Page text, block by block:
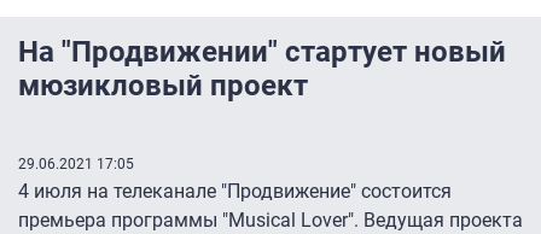
На "Продвижении" стартует новый
мюзикловый проект
29.06.2021 17:05
4 июля на телеканале "Продвижение" состоится
премьера программы "Musical Lover". Ведущая проекта